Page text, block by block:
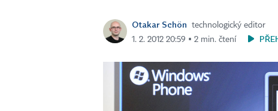
Otakar Schön
technologický editor
1. 2. 2012 20:59 ▪ 2 min. čtení